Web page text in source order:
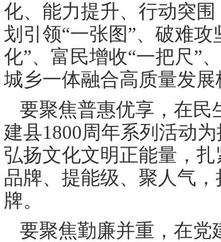
化、能力提升、行动突
划引领“一张图”、破难
化”、富民增收“一把尺”
城乡一体融合高质量发
要聚焦普惠优享，在民
建县1800周年系列活动
弘扬文化文明正能量，
品牌、提能级、聚人气
牌。
要聚焦勤廉并重，在党